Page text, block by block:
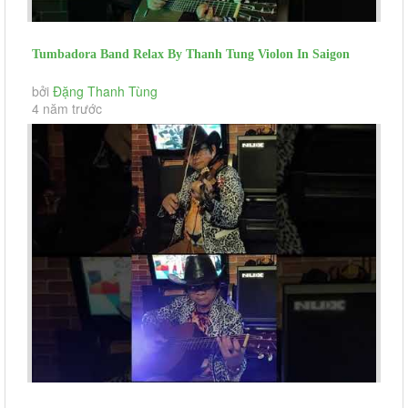
Tumbadora Band Relax By Thanh Tung Violon In Saigon
Social Distance Knife...
bởi Đặng Thanh Tùng
4 năm trước